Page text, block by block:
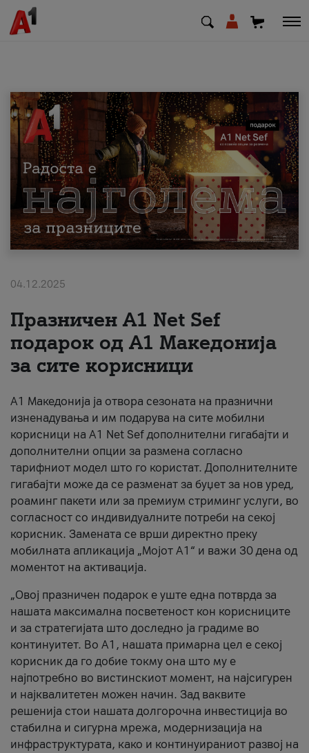
МК EN SQ
Приватни Деловни
Поддршка
Надополни кредит
За нас
#ПодобарОнлајн
04.12.2025
Празничен A1 Net Sеf
подарок од А1 Македонија
за сите корисници
А1 Македонија ја отвора сезоната на празнични
изненадувања и им подарува на сите мобилни
корисници на A1 Net Sef дополнителни гигабајти и
дополнителни опции за размена согласно
тарифниот модел што го користат. Дополнителните
гигабајти може да се разменат за буџет за нов уред,
роаминг пакети или за премиум стриминг услуги, во
согласност со индивидуалните потреби на секој
корисник. Замената се врши директно преку
мобилната апликација „Мојот А1“ и важи 30 дена од
моментот на активација.
„Овој празничен подарок е уште една потврда за
нашата максимална посветеност кон корисниците
и за стратегијата што доследно ја градиме во
континуитет. Во А1, нашата примарна цел е секој
корисник да го добие токму она што му е
најпотребно во вистинскиот момент, на најсигурен
и најквалитетен можен начин. Зад ваквите
решенија стои нашата долгорочна инвестиција во
стабилна и сигурна мрежа, модернизација на
инфраструктурата, како и континуираниот развој на